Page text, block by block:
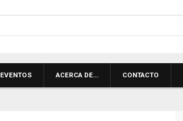
EVENTOS ACERCA DE… CONTACTO